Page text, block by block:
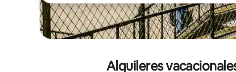
Alquileres